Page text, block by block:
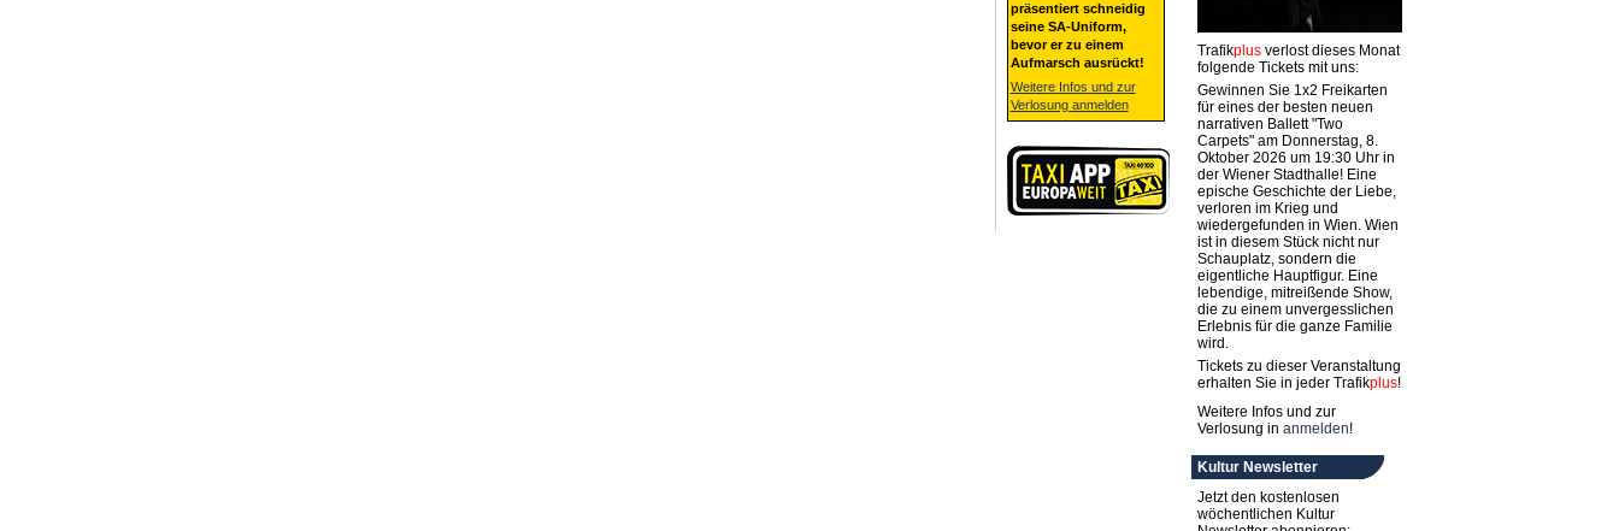
präsentiert schneidig
seine SA-Uniform,
bevor er zu einem
Aufmarsch ausrückt!
Weitere Infos und zur
Verlosung anmelden
Trafikplusverlost dieses Monat
folgende Tickets mit uns:
Gewinnen Sie 1x2 Freikarten
für eines der besten neuen
narrativen Ballett "Two
Carpets" am Donnerstag, 8.
Oktober 2026 um 19:30 Uhr in
der Wiener Stadthalle! Eine
epische Geschichte der Liebe,
verloren im Krieg und
wiedergefunden in Wien. Wien
ist in diesem Stück nicht nur
Schauplatz, sondern die
eigentliche Hauptfigur. Eine
lebendige, mitreißende Show,
die zu einem unvergesslichen
Erlebnis für die ganze Familie
wird.
Tickets zu dieser Veranstaltung
erhalten Sie in jeder Trafikplus!
Weitere Infos und zur
Verlosung in anmelden!
Kultur Newsletter
Jetzt den kostenlosen
wöchentlichen Kultur